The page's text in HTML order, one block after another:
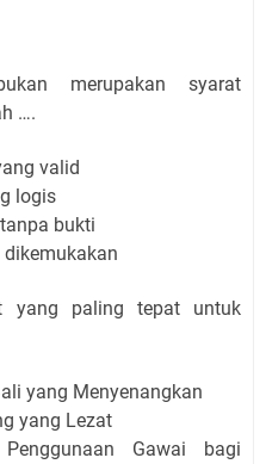
merupakan syarat
….
valid
logis
bukti
dikemukakan
yang paling tepat untuk
yang Menyenangkan
yang Lezat
Gawai bagi